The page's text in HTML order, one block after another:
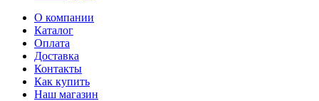
О компании
Каталог
Оплата
Доставка
Контакты
Как купить
Наш магазин